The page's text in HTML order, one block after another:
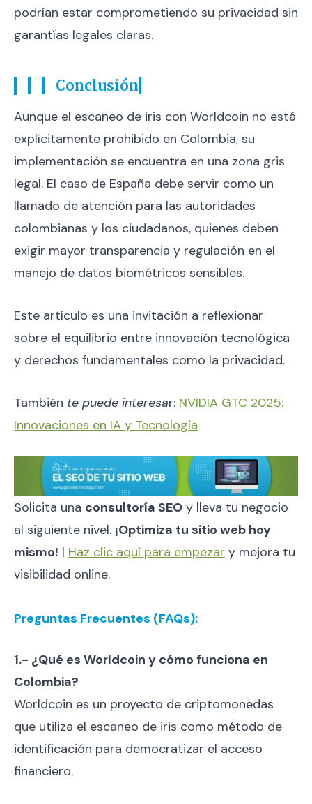
podrían estar comprometiendo su privacidad sin
garantías legales claras.
Conclusión
Aunque el escaneo de iris con Worldcoin no está
explícitamente prohibido en Colombia, su
implementación se encuentra en una zona gris
legal. El caso de España debe servir como un
llamado de atención para las autoridades
colombianas y los ciudadanos, quienes deben
exigir mayor transparencia y regulación en el
manejo de datos biométricos sensibles.
Este artículo es una invitación a reflexionar
sobre el equilibrio entre innovación tecnológica
y derechos fundamentales como la privacidad.
También te puede interesar: NVIDIA GTC 2025:
Innovaciones en IA y Tecnología
Solicita una consultoría SEO y lleva tu negocio
al siguiente nivel. ¡Optimiza tu sitio web hoy
mismo! | Haz clic aquí para empezar y mejora tu
visibilidad online.
Preguntas Frecuentes (FAQs):
1.- ¿Qué es Worldcoin y cómo funciona en
Colombia?
Worldcoin es un proyecto de criptomonedas
que utiliza el escaneo de iris como método de
identificación para democratizar el acceso
financiero.